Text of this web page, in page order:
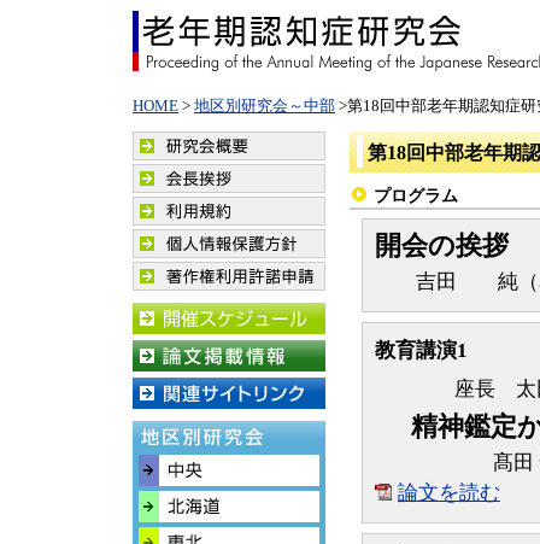
HOME > 地区別研究会～中部 >第18回中部老年期認知症研
第18回中部老年期
プログラム
開会の挨拶
吉田 純（名
教育講演1
座長 太
精神鑑定
髙
論文を読む